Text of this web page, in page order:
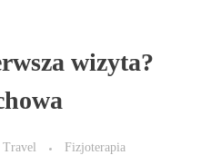
wizyta?
Travel Fizjoterapia